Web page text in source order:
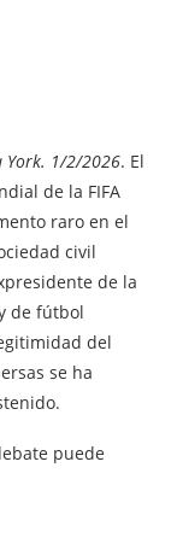
York. 1/2/2026. El
de la FIFA
raro en el
civil
de la
de fútbol
del
se ha
puede